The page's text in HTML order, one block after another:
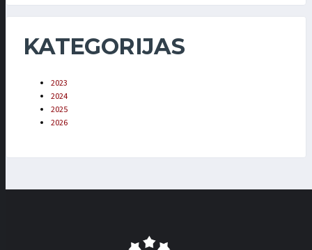
KATEGORIJAS
2023
2024
2025
2026